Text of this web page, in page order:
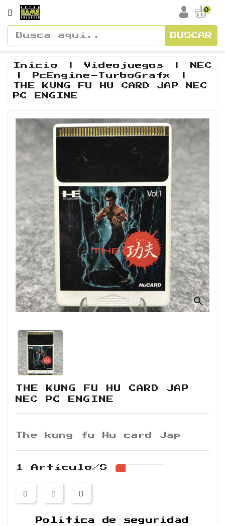
CATEGORÍA
Cajas
Manuales
Vídeos
Soundtracks
Guías
Retro
Informática
Videojuegos
0
BUSCAR
Inicio Videojuegos
NEC
PcEngine-TurboGrafx
THE KUNG FU HU CARD JAP NEC
PC ENGINE
search
THE KUNG FU HU CARD JAP
NEC PC ENGINE
The kung fu Hu card Jap
1 Artículo/s
Política de seguridad